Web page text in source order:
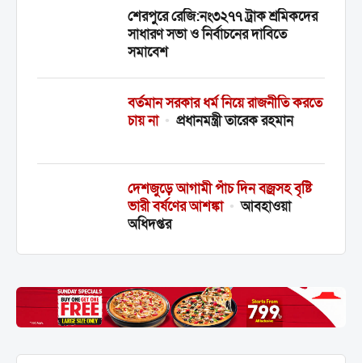
শেরপুরে রেজি:নং৩২৭৭ ট্রাক শ্রমিকদের
সাধারণ সভা ও নির্বাচনের দাবিতে
সমাবেশ
বর্তমান সরকার ধর্ম নিয়ে রাজনীতি করতে
চায় না • প্রধানমন্ত্রী তারেক রহমান
দেশজুড়ে আগামী পাঁচ দিন বজ্রসহ বৃষ্টি
ভারী বর্ষণের আশঙ্কা • আবহাওয়া
অধিদপ্তর